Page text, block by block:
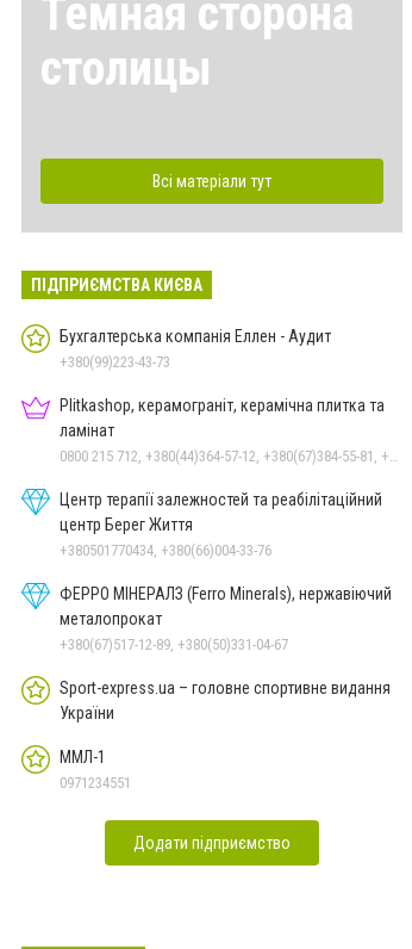
Темная сторона
столицы
Всі матеріали тут
ПІДПРИЄМСТВА КИЄВА
Бухгалтерська компанія Еллен - Аудит
+380(99)223-43-73
Plitkashop, керамограніт, керамічна плитка та
ламінат
Центр терапії залежностей та реабілітаційний
центр Берег Життя
+380501770434, +380(66)004-33-76
ФЕРРО МІНЕРАЛЗ (Ferro Minerals), нержавіючий
металопрокат
+380(67)517-12-89, +380(50)331-04-67
Sport-express.ua – головне спортивне видання
України
ММЛ-1
0971234551
Додати підприємство